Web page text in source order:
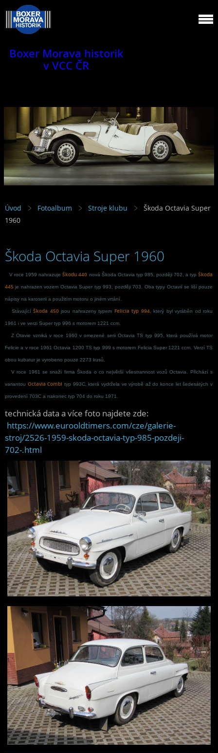
Boxer Morava historik
v VCC ČR
Jsme klub veteránů.
Úvod Fotoalbum Stroje klubu
Škoda Octavia Super
1960
Škoda Octavia Super 1960
V roce 1959 nahrazujeŠkodu 440 nová Škoda Octavia typ 985, později 702, a typŠkoda
445 je nahrazen vozem Octavia Super typ 993, později 703. Oba typy Octavií se liší pouze
nápisy na karoserii a použitím motoru o jiném vrtání.
Stávající Škoda 450jsou nahrazeny typem Felicia typ 994, který byl vyráběn od roku
1961 i ve verzi Super typ 996 s motorem 1221 ccm.
Z Otavie vzniká v roce 1960 v omezené serii Octavia TS typ 995, která používá motor
Felicie a v roce 1961 Octavia 1200 TS typ 999 s motorem Felicia Super 1221 ccm. Verzí TS
obou kubatur je vyrobeno pouze 2273 kusů.
V roce 1961 se snaží firma Škoda o co největší všestrannost vozů Octavia. Přichází s
variantou Octavia Combi typ 993C, která vydržela ve výrobě až do konce let šedesátých v
provedení 703C a nakonec typ 704 do roku 1971.
technická data a více foto najdete zde:
https://www.eurooldtimers.com/cze/galerie-
stroj/2526-1959-skoda-octavia-typ-985-pozdeji-
702-.html